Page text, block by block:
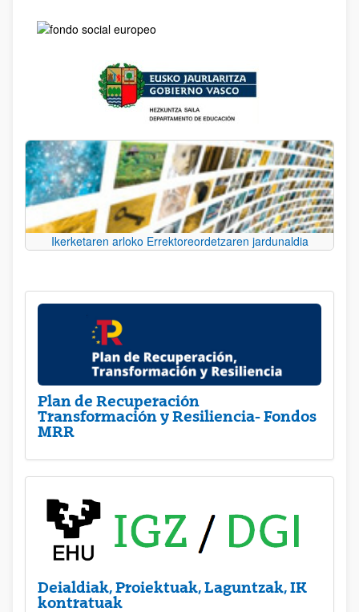
Ikerketaren arloko Errektoreordetzaren jardunaldia
Plan de Recuperación
Transformación y Resiliencia- Fondos
MRR
Deialdiak, Proiektuak, Laguntzak, IK
kontratuak